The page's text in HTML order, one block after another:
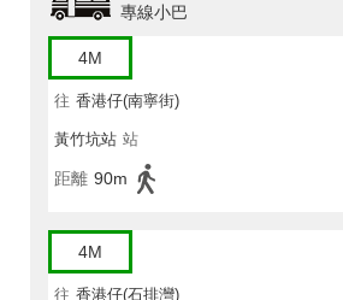
專線小巴
4M
往 香港仔(南寧街)
黃竹坑站 站
距離 90m
4M
往 香港仔(石排灣)